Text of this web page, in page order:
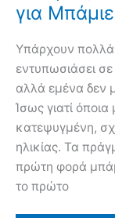
για
Υπάρχουν
εντυπωσιάσει
αλλά εμένα δεν
Ίσως γιατί
κατεψυγμένη,
ηλικίας. Τα
πρώτη φορά
το πρώτο